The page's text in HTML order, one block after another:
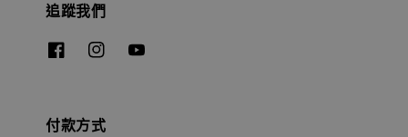
追蹤我們
付款方式